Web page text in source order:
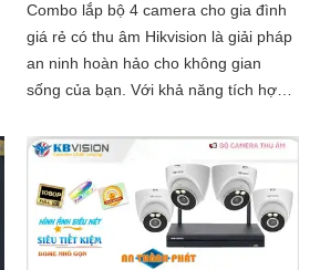
Combo lắp bộ 4 camera cho gia đình
giá rẻ có thu âm Hikvision là giải pháp
an ninh hoàn hảo cho không gian
sống của bạn. Với khả năng tích hợp
sự an toàn tối đa cho gia đình bạn